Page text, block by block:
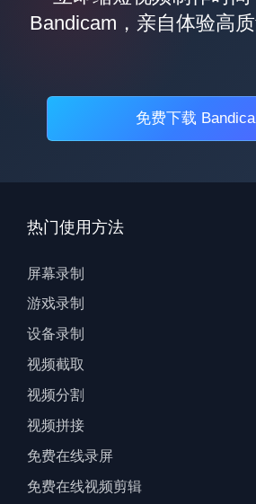
Bandicam，亲自体验高质
免费下载
热门使用方法
屏幕录制
游戏录制
设备录制
视频截取
视频分割
视频拼接
免费在线录屏
免费在线视频剪辑